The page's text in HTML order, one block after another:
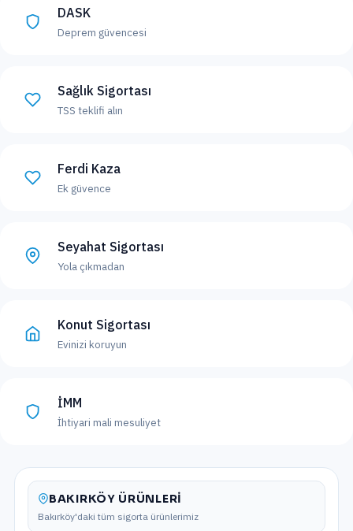
DASK
Deprem güvencesi
Sağlık Sigortası
TSS teklifi alın
Ferdi Kaza
Ek güvence
Seyahat Sigortası
Yola çıkmadan
Konut Sigortası
Evinizi koruyun
İMM
İhtiyari mali mesuliyet
BAKIRKÖY ÜRÜNLERI
Bakırköy'daki tüm sigorta ürünlerimiz